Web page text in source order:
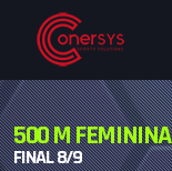
500 M FEMININA
FINAL 8/9